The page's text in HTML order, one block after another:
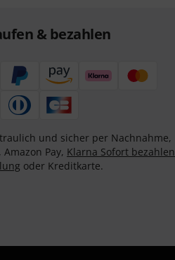
& bezahlen
und sicher per Nachnahme,
Amazon Pay, Klarna Sofort bezahlen
oder Kreditkarte.